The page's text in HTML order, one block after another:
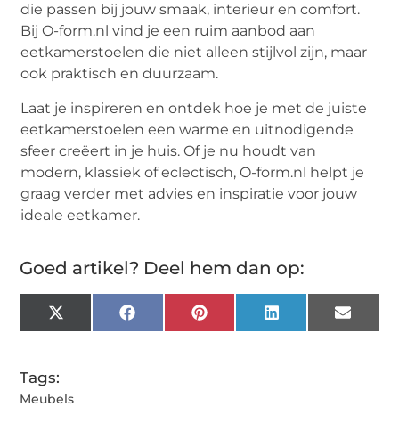
die passen bij jouw smaak, interieur en comfort.
Bij O-form.nl vind je een ruim aanbod aan
eetkamerstoelen die niet alleen stijlvol zijn, maar
ook praktisch en duurzaam.
Laat je inspireren en ontdek hoe je met de juiste
eetkamerstoelen een warme en uitnodigende
sfeer creëert in je huis. Of je nu houdt van
modern, klassiek of eclectisch, O-form.nl helpt je
graag verder met advies en inspiratie voor jouw
ideale eetkamer.
Goed artikel? Deel hem dan op:
X
(Twitter)
FacebookPinterest LinkedIn Email
Tags:
Meubels